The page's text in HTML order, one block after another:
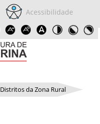
Acessibilidade
Distritos da Zona Rural